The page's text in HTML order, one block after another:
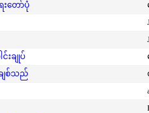
းတော်ပုံ
င်းချုပ်
ျစ်သည်